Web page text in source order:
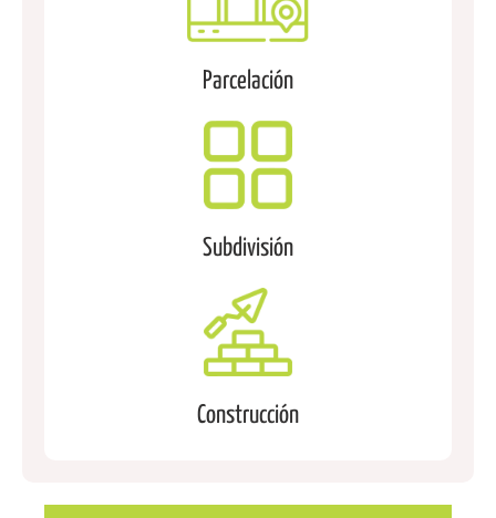
Parcelación
Subdivisión
Construcción